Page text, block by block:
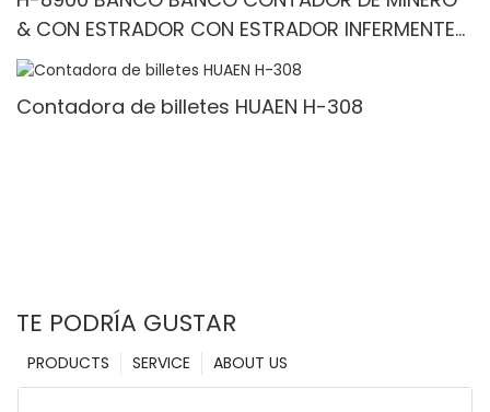
& CON ESTRADOR CON ESTRADOR INFERMENTE-
Denominación mixta, luz blanca/IR/UV/mg
Contadora de billetes HUAEN H-308
TE PODRÍA GUSTAR
ABOUT US
SERVICE
PRODUCTS